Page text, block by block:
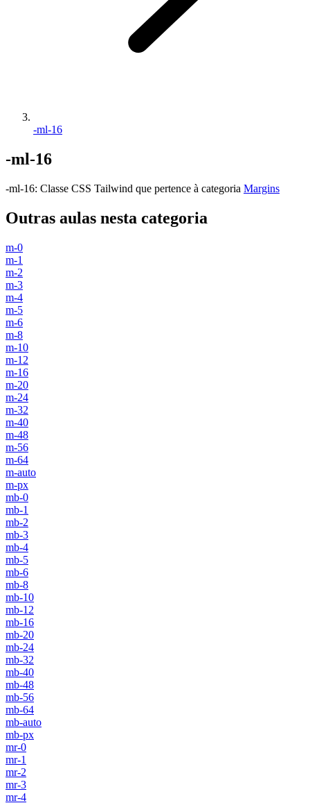
-ml-16
-ml-16
-ml-16: Classe CSS Tailwind que pertence à categoria Margins
Outras aulas nesta categoria
m-0
m-1
m-2
m-3
m-4
m-5
m-6
m-8
m-10
m-12
m-16
m-20
m-24
m-32
m-40
m-48
m-56
m-64
m-auto
m-px
mb-0
mb-1
mb-2
mb-3
mb-4
mb-5
mb-6
mb-8
mb-10
mb-12
mb-16
mb-20
mb-24
mb-32
mb-40
mb-48
mb-56
mb-64
mb-auto
mb-px
mr-0
mr-1
mr-2
mr-3
mr-4